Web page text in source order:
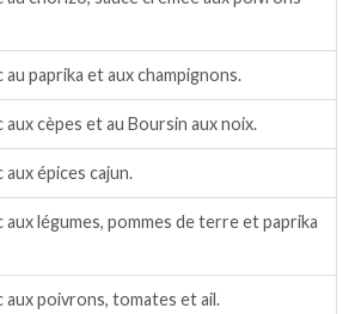
paprika et aux champignons.
cèpes et au Boursin aux noix.
épices cajun.
légumes, pommes de terre et paprika
poivrons, tomates et ail.